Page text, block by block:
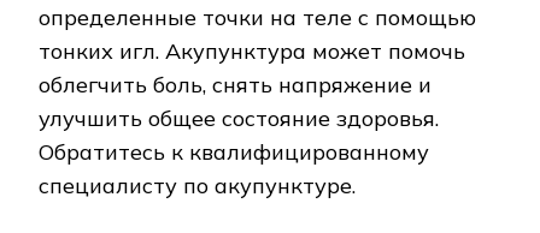
определенные точки на теле с помощью
тонких игл. Акупунктура может помочь
облегчить боль, снять напряжение и
улучшить общее состояние здоровья.
Обратитесь к квалифицированному
специалисту по акупунктуре.